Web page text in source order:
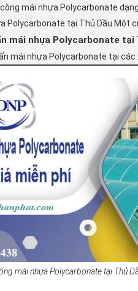
mái nhựa Polycarbonate
Polycarbonate tại Thủ Dầu Một
mái nhựa Polycarbonate tại
mái nhựa Polycarbonate tại
mái nhựa Polycarbonate tại Thủ